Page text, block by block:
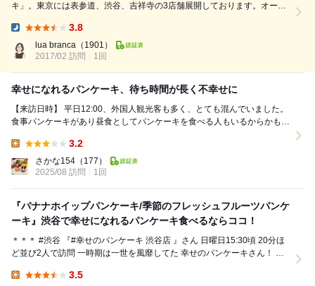
キ」。東京には表参道、渋谷、吉祥寺の3店舗展開しております。オープ
あということで、渋谷店のほうにお伺いしました。 少しは落ちついたと
はいえ、人気店。前日までに予約をしてもらったので、待ち時間なく入れ
3.8
lua branca （1901）
2017/02 訪問
1回
幸せになれるパンケーキ、待ち時間が長く不幸せに
【来訪日時】 平日12:00、外国人観光客も多く、とても混んでいました。
食事パンケーキがあり昼食としてパンケーキを食べる人もいるからかもし
3.2
さかな154 （177）
2025/08 訪問
1回
『バナナホイップパンケーキ/季節のフレッシュフルーツパンケ
ーキ』渋谷で幸せになれるパンケーキ食べるならココ！
＊＊＊ #渋谷 『#幸せのパンケーキ 渋谷店 』さん 日曜日15:30頃 20分ほ
ど並び2人で訪問 一時期は一世を風靡してた 幸せのパンケーキさん！ 前
3.5